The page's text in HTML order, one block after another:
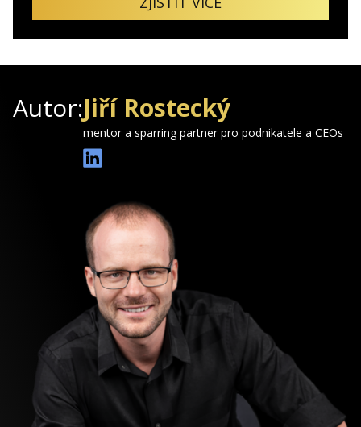
Autor:Jiří Rostecký
mentor a sparring partner pro podnikatele a CEOs